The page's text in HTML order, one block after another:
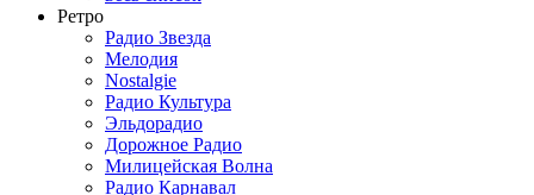
Ретро
Радио Звезда
Мелодия
Nostalgie
Радио Культура
Эльдорадио
Дорожное Радио
Милицейская Волна
Радио Карнавал